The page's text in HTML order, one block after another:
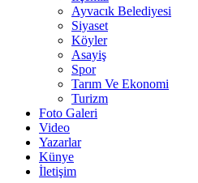
Ayvacık Belediyesi
Siyaset
Köyler
Asayiş
Spor
Tarım Ve Ekonomi
Turizm
Foto Galeri
Video
Yazarlar
Künye
İletişim